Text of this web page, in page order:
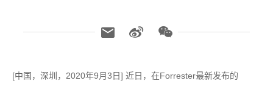
[中国，深圳，2020年9月3日] 近日，在Forrester最新发布的